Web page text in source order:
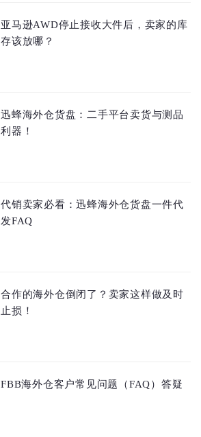
亚马逊AWD停止接收大件后，卖家的库
存该放哪？
迅蜂海外仓货盘：二手平台卖货与测品
利器！
代销卖家必看：迅蜂海外仓货盘一件代
发FAQ
合作的海外仓倒闭了？卖家这样做及时
止损！
FBB海外仓客户常见问题（FAQ）答疑